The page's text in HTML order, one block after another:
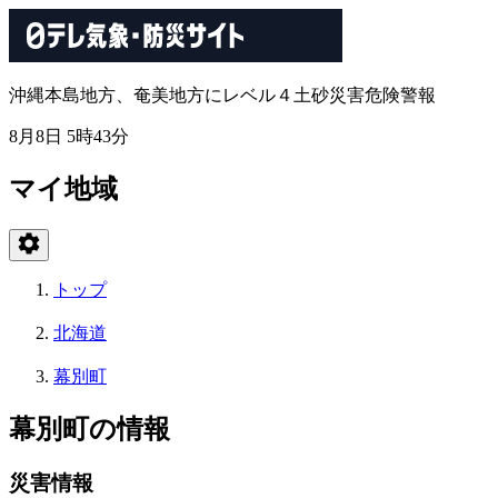
沖縄本島地方、奄美地方にレベル４土砂災害危険警報
8月8日 5時43分
マイ地域
トップ
北海道
幕別町
幕別町の情報
災害情報